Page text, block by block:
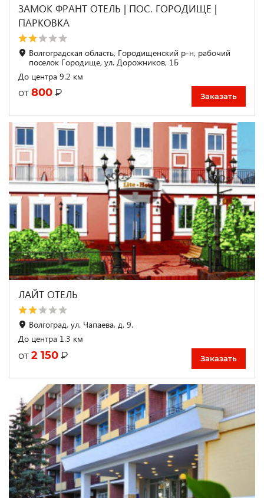
ЗАМОК ФРАНТ ОТЕЛЬ | ПОС. ГОРОДИЩЕ |
ПАРКОВКА
Волгоградская область, Городищенский р-н, рабочий
поселок Городище, ул. Дорожников, 1Б
До центра 9.2 км
от 800 ₽ Заказать
ЛАЙТ ОТЕЛЬ
Волгоград, ул. Чапаева, д. 9.
До центра 1.3 км
от 2 150 ₽ Заказать